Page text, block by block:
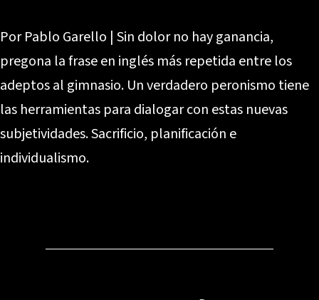
Por Pablo Garello | Sin dolor no hay ganancia,
pregona la frase en inglés más repetida entre los
adeptos al gimnasio. Un verdadero peronismo tiene
las herramientas para dialogar con estas nuevas
subjetividades. Sacrificio, planificación e
individualismo.